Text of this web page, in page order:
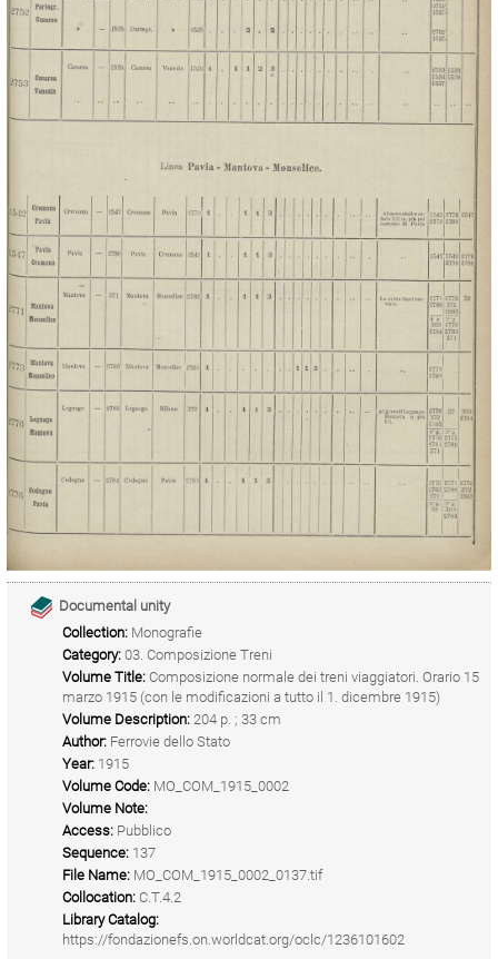
Documental unity
Collection: Monografie
Category: 03. Composizione Treni
Volume Title: Composizione normale dei treni viaggiatori. Orario 15
marzo 1915 (con le modificazioni a tutto il 1. dicembre 1915)
Volume Description: 204 p. ; 33 cm
Author: Ferrovie dello Stato
Year: 1915
Volume Code: MO_COM_1915_0002
Volume Note:
Access: Pubblico
Sequence: 137
File Name: MO_COM_1915_0002_0137.tif
Collocation: C.T.4.2
Library Catalog:
https://fondazionefs.on.worldcat.org/oclc/1236101602